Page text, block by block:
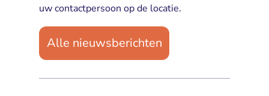
uw contactpersoon op de locatie.
Alle nieuwsberichten